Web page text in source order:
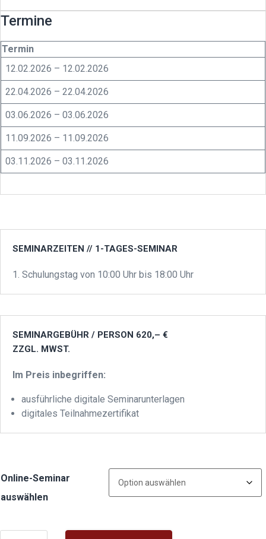
Termine
Termin
12.02.2026 – 12.02.2026
22.04.2026 – 22.04.2026
03.06.2026 – 03.06.2026
11.09.2026 – 11.09.2026
03.11.2026 – 03.11.2026
SEMINARZEITEN // 1-TAGES-SEMINAR
1. Schulungstag von 10:00 Uhr bis 18:00 Uhr
SEMINARGEBÜHR / PERSON 620,– €
ZZGL. MWST.
Im Preis inbegriffen:
ausführliche digitale Seminarunterlagen
digitales Teilnahmezertifikat
Online-Seminar
auswählen